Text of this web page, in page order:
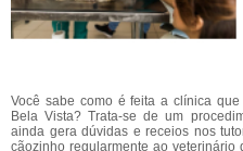
Você sabe como é feita a clínica
Bela Vista? Trata-se de um
ainda gera dúvidas e receios nos
cãozinho regularmente ao veterinário